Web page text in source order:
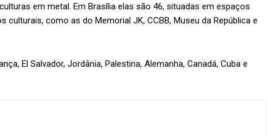
em metal. Em Brasília elas são 46, situadas em espaços
como as do Memorial JK, CCBB, Museu da República e
El Salvador, Jordânia, Palestina, Alemanha, Canadá, Cuba e